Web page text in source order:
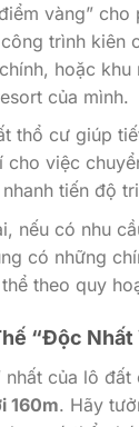
vàng” cho
trình kiên
hoặc khu
của mình.
thổ cư giúp
cho việc
tiến độ
nếu có nhu
có những
theo quy
“Độc Nhất
nhất của lô đất
160m. Hãy